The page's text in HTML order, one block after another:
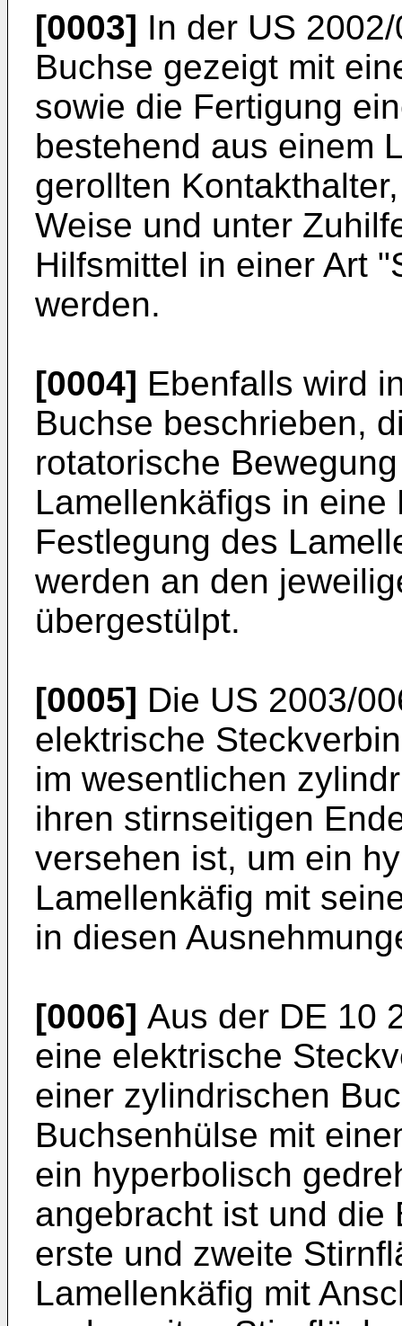
[0003] In der US
Buchse gezeigt mit
sowie die Fertigung
bestehend aus einem
gerollten
Weise und unter
Hilfsmittel in einer Art
werden.
[0004] Ebenfalls wird
Buchse beschrieben,
rotatorische
Lamellenkäfigs in
Festlegung des
werden an den
übergestülpt.
[0005] Die US 2003/
elektrische
im wesentlichen
ihren stirnseitigen
versehen ist, um ein
Lamellenkäfig mit
in diesen
[0006] Aus der DE 10
eine elektrische
einer zylindrischen
Buchsenhülse mit
ein hyperbolisch
angebracht ist und die
erste und zweite
Lamellenkäfig mit